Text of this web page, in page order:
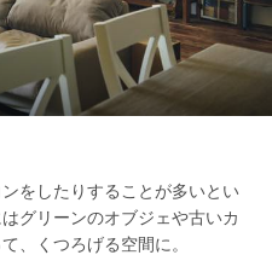
をしたりすることが多いとい
グリーンのオブジェや古いカ
、くつろげる空間に。